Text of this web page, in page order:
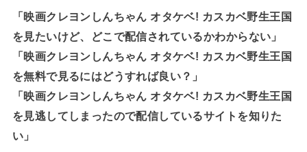
「映画クレヨンしんちゃん オタケベ! カスカベ野生王国
を見たいけど、どこで配信されているかわからない」
「映画クレヨンしんちゃん オタケベ! カスカベ野生王国
を無料で見るにはどうすれば良い？」
「映画クレヨンしんちゃん オタケベ! カスカベ野生王国
を見逃してしまったので配信しているサイトを知りた
い」